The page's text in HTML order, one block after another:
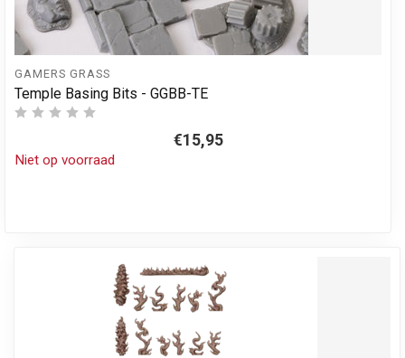
GAMERS GRASS
Temple Basing Bits - GGBB-TE
€15,95
Niet op voorraad